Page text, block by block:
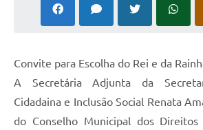
Telefones Úteis
Ramais
Relação de Medicamentos
Carta de Serviços
Convite para Escolha do Rei e da
A Secretária Adjunta da
Cidadaina e Inclusão Social Renata
do Conselho Municipal dos